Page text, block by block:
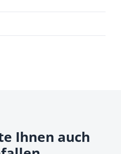
Ihnen auch